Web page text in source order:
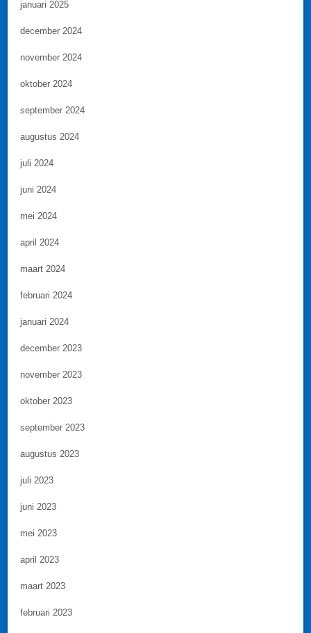
januari 2025
december 2024
november 2024
oktober 2024
september 2024
augustus 2024
juli 2024
juni 2024
mei 2024
april 2024
maart 2024
februari 2024
januari 2024
december 2023
november 2023
oktober 2023
september 2023
augustus 2023
juli 2023
juni 2023
mei 2023
april 2023
maart 2023
februari 2023